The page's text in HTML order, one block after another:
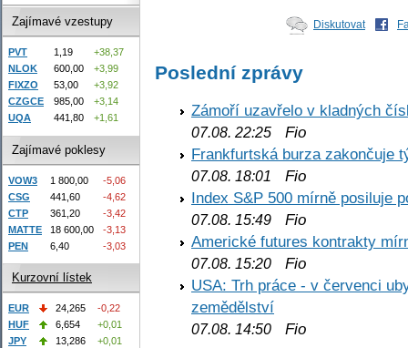
Diskutovat
Poslední zprávy
Zámoří uzavřelo v kladných
07.08. 22:25 Fio
Frankfurtská burza zakončuje
07.08. 18:01
Fio
Index S&P 500 mírně posiluje
07.08. 15:49 Fio
Americké futures kontrakty
07.08. 15:20 Fio
USA: Trh práce - v červenci
zemědělství
07.08. 14:50 Fio
Zajímavé vzestupy
PVT 1,19
+38,37
NLOK
600,00
+3,99
FIXZO
53,00
+3,92
CZGCE
985,00
+3,14
UQA
441,80 +1,61
Zajímavé poklesy
VOW3 1 800,00
-5,06
CSG
441,60
-4,62
CTP
361,20
-3,42
MATTE
18 600,00
-3,13
PEN
6,40 -3,03
Kurzovní lístek
EUR 24,265
-0,22
HUF
6,654
+0,01
JPY
13,286
+0,01